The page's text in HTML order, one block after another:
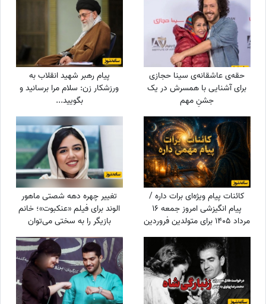
حقه‌ی عاشقانه‌ی سینا حجازی
برای آشنایی با همسرش در یک
جشنِ مهم
پیام رهبر شهید انقلاب به
ورزشکار زن: سلام مرا برسانید و
بگویید...
کائنات پیام ویژه‌ای برات داره /
پیام انگیزشی امروز جمعه 16
مرداد 1405 برای متولدین فروردین
تا اسفند: امروز زمان درخشیدن
توست + ویدئو
تغییر چهره دهه شصتی ماهور
الوند برای فیلم «عنکبوت»؛ خانم
بازیگر را به سختی می‌توان
شناخت + عکس